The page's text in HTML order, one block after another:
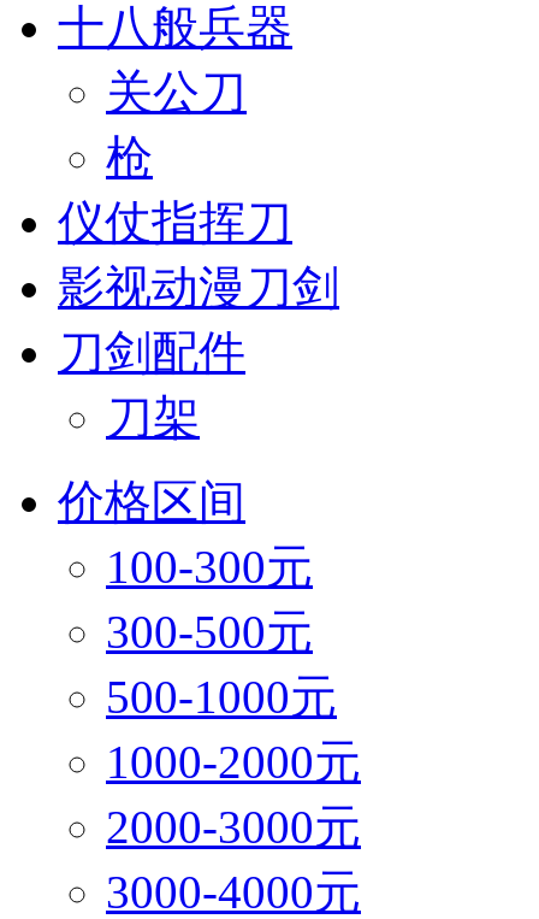
十八般兵器
关公刀
枪
仪仗指挥刀
影视动漫刀剑
刀剑配件
刀架
价格区间
100-300元
300-500元
500-1000元
1000-2000元
2000-3000元
3000-4000元